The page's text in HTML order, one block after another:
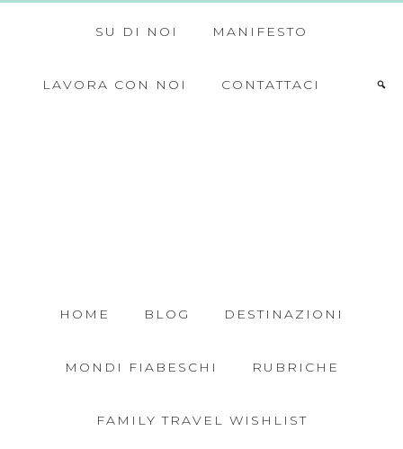
SU DI NOI MANIFESTO
LAVORA CON NOI CONTATTACI
HOME BLOG DESTINAZIONI
MONDI FIABESCHI RUBRICHE
FAMILY TRAVEL WISHLIST